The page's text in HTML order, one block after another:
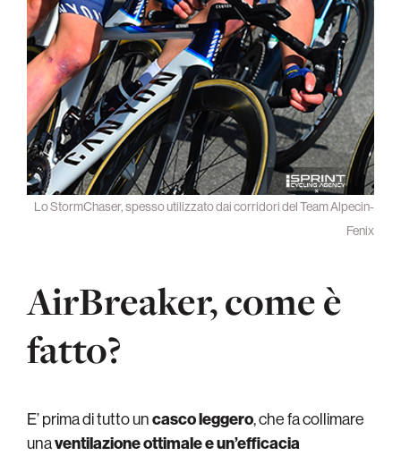
Lo StormChaser, spesso utilizzato dai corridori del Team Alpecin-
Fenix
AirBreaker, come è
fatto?
E’ prima di tutto uncasco leggero, che fa collimare
unaventilazione ottimalee un’efficacia